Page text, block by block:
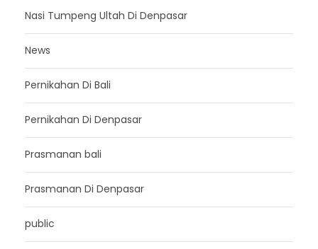
Nasi Tumpeng Ultah Di Denpasar
News
Pernikahan Di Bali
Pernikahan Di Denpasar
Prasmanan bali
Prasmanan Di Denpasar
public